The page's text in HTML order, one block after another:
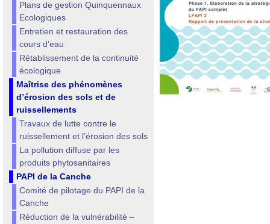
Plans de gestion Quinquennaux
Ecologiques
Entretien et restauration des
cours d’eau
Rétablissement de la continuité
écologique
Maîtrise des phénomènes
d’érosion des sols et de
ruissellements
Travaux de lutte contre le
ruissellement et l’érosion des sols
La pollution diffuse par les
produits phytosanitaires
PAPI de la Canche
Comité de pilotage du PAPI de la
Canche
Réduction de la vulnérabilité –